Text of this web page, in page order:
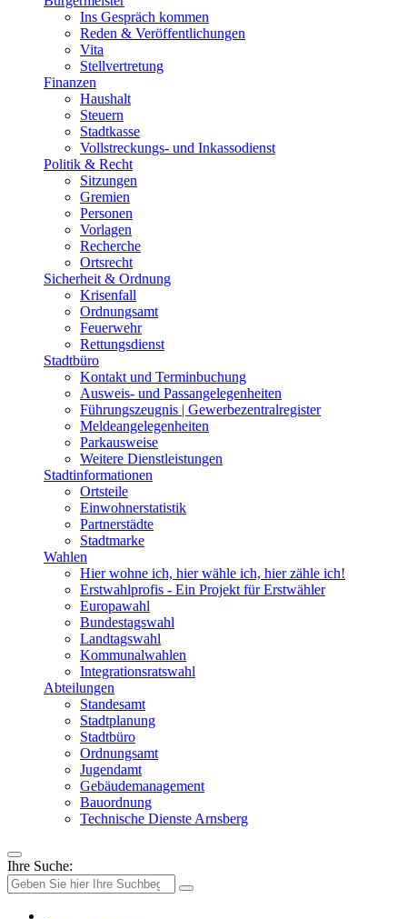
Ins Gespräch kommen
Reden & Veröffentlichungen
Vita
Stellvertretung
Finanzen
Haushalt
Steuern
Stadtkasse
Vollstreckungs- und Inkassodienst
Politik & Recht
Sitzungen
Gremien
Personen
Vorlagen
Recherche
Ortsrecht
Sicherheit & Ordnung
Krisenfall
Ordnungsamt
Feuerwehr
Rettungsdienst
Stadtbüro
Kontakt und Terminbuchung
Ausweis- und Passangelegenheiten
Führungszeugnis | Gewerbezentralregister
Meldeangelegenheiten
Parkausweise
Weitere Dienstleistungen
Stadtinformationen
Ortsteile
Einwohnerstatistik
Partnerstädte
Stadtmarke
Wahlen
Hier wohne ich, hier wähle ich, hier zähle ich!
Erstwahlprofis - Ein Projekt für Erstwähler
Europawahl
Bundestagswahl
Landtagswahl
Kommunalwahlen
Integrationsratswahl
Abteilungen
Standesamt
Stadtplanung
Stadtbüro
Ordnungsamt
Jugendamt
Gebäudemanagement
Bauordnung
Technische Dienste Arnsberg
Ihre Suche: